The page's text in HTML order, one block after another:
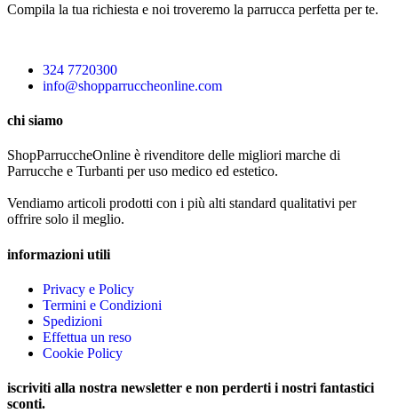
Compila la tua richiesta e noi troveremo la parrucca perfetta per te.
324 7720300
info@shopparruccheonline.com
chi siamo
ShopParruccheOnline è rivenditore delle migliori marche di
Parrucche e Turbanti per uso medico ed estetico.
Vendiamo articoli prodotti con i più alti standard qualitativi per
offrire solo il meglio.
informazioni utili
Privacy e Policy
Termini e Condizioni
Spedizioni
Effettua un reso
Cookie Policy
iscriviti alla nostra newsletter e non perderti i nostri fantastici
sconti.